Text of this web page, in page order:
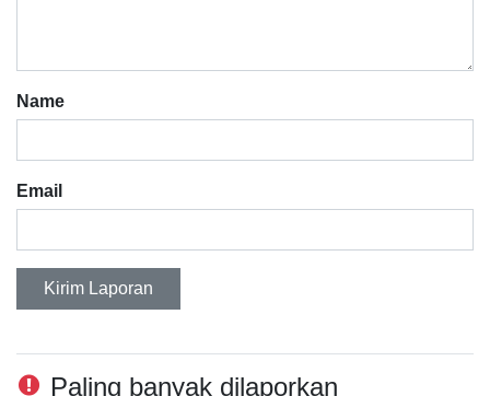
Name
Email
Kirim Laporan
Paling banyak dilaporkan